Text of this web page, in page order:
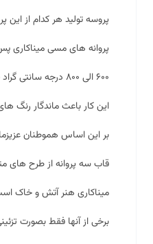
پروسه تولید هر کدام از
پروانه های مسی میناکاری
۶۰۰ الی ۸۰۰ درجه سانتی گراد پخته شوند.
این کار باعث ماندگار رنگ
بر این اساس هموطنان
قاب سه پروانه از طرح های
میناکاری هنر آتش و خاک
برخی از آنها فقط بصورت